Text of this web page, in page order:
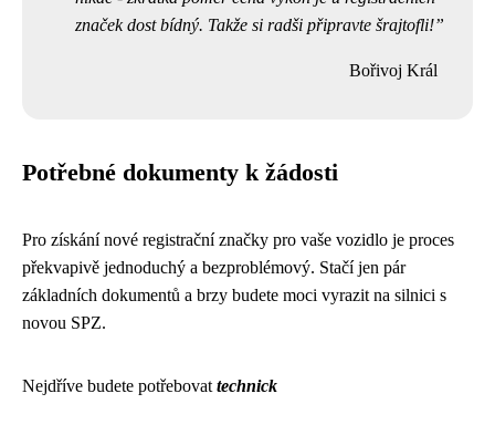
značek dost bídný. Takže si radši připravte šrajtofli!
Bořivoj Král
Potřebné dokumenty k žádosti
Pro získání nové registrační značky pro vaše vozidlo je proces
překvapivě jednoduchý a bezproblémový. Stačí jen pár
základních dokumentů a brzy budete moci vyrazit na silnici s
novou SPZ.
Nejdříve budete potřebovat technick